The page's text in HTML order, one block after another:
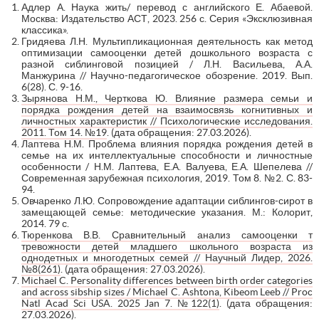
Адлер А. Наука жить/ перевод с английского Е. Абаевой.
Москва: Издательство АСТ, 2023. 256 с. Серия «Эксклюзивная
классика».
Гридяева Л.Н. Мультипликационная деятельность как метод
оптимизации самооценки детей дошкольного возраста с
разной сиблинговой позицией / Л.Н. Васильева, А.А.
Манжурина // Научно-педагогическое обозрение. 2019. Вып.
6(28). С. 9-16.
Зырянова Н.М., Черткова Ю. Влияние размера семьи и
порядка рождения детей на взаимосвязь когнитивных и
личностных характеристик // Психологические исследования.
2011. Том 14. №19. (дата обращения: 27.03.2026).
Лаптева Н.М. Проблема влияния порядка рождения детей в
семье на их интеллектуальные способности и личностные
особенности / Н.М. Лаптева, Е.А. Валуева, Е.А. Шепелева //
Современная зарубежная психология, 2019. Том 8. №2. С. 83-
94.
Овчаренко Л.Ю. Сопровождение адаптации сиблингов-сирот в
замещающей семье: методические указания. М.: Колорит,
2014. 79 с.
Тюренкова В.В. Сравнительный анализ самооценки т
тревожности детей младшего школьного возраста из
однодетных и многодетных семей // Научный Лидер, 2026.
№8(261). (дата обращения: 27.03.2026).
Michael C. Personality differences between birth order categories
and across sibship sizes / Michael C. Ashtona, Kibeom Leeb // Proc
Natl Acad Sci USA. 2025 Jan 7. №122(1) . (дата обращения:
27.03.2026).